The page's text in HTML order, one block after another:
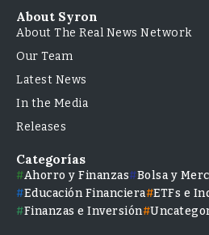
About Syron
About The Real News Network
Our Team
Latest News
In the Media
Releases
Categorías
Ahorro y Finanzas Bolsa y
Educación Financiera ETFs e
Finanzas e Inversión